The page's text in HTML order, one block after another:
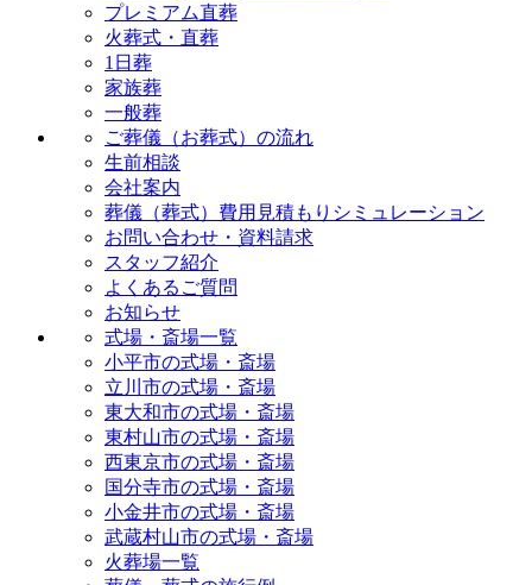
プレミアム直葬
火葬式・直葬
1日葬
家族葬
一般葬
ご葬儀（お葬式）の流れ
生前相談
会社案内
葬儀（葬式）費用見積もりシミュレーション
お問い合わせ・資料請求
スタッフ紹介
よくあるご質問
お知らせ
式場・斎場一覧
小平市の式場・斎場
立川市の式場・斎場
東大和市の式場・斎場
東村山市の式場・斎場
西東京市の式場・斎場
国分寺市の式場・斎場
小金井市の式場・斎場
武蔵村山市の式場・斎場
火葬場一覧